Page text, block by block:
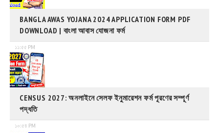
BANGLA AWAS YOJANA 2024 APPLICATION FORM PDF
DOWNLOAD | বাংলা আবাস যোজনা ফর্ম
১১:৫৫ PM
CENSUS 2027: অনলাইনে সেলফ ইনুমারেশন ফর্ম পূরণের সম্পূর্ণ
পদ্ধতি
১০:৫৪ PM